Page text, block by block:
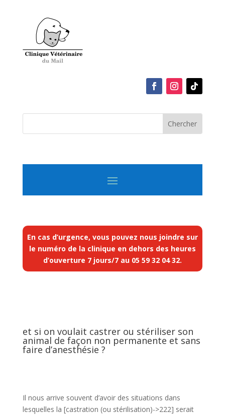
En cas d’urgence, vous pouvez nous joindre sur
le numéro de la clinique en dehors des heures
d’ouverture 7 jours/7 au 05 59 32 04 32.
et si on voulait castrer ou stériliser son
animal de façon non permanente et sans
faire d’anesthésie ?
Il nous arrive souvent d’avoir des situations dans
lesquelles la [castration (ou stérilisation)->222] serait